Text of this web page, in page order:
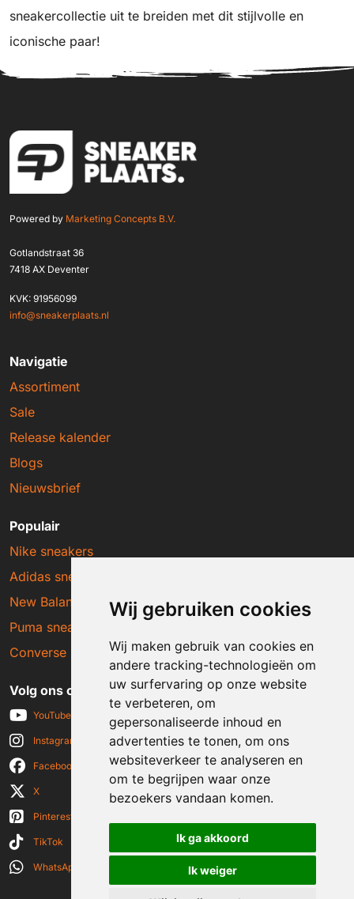
Wij gebruiken cookies
Wij maken gebruik van cookies en
andere tracking-technologieën om
uw surfervaring op onze website
te verbeteren, om
gepersonaliseerde inhoud en
advertenties te tonen, om ons
websiteverkeer te analyseren en
om te begrijpen waar onze
bezoekers vandaan komen.
Ik ga akkoord
Ik weiger
sneakercollectie uit te breiden met dit stijlvolle en
iconische paar!
Powered by Marketing Concepts B.V.
Gotlandstraat 36
7418 AX Deventer
KVK: 91956099
info@sneakerplaats.nl
Navigatie
Assortiment
Sale
Release kalender
Blogs
Nieuwsbrief
Populair
Nike sneakers
Adidas sneakers
New Balance sneakers
Puma sneakers
Converse sneakers
Volg ons op social media
YouTube
Instagram
Facebook
X
Pinterest
TikTok
WhatsApp